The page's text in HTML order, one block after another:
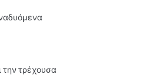
την τρέχουσα